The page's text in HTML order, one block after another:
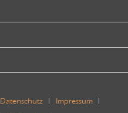
Datenschutz Impressum